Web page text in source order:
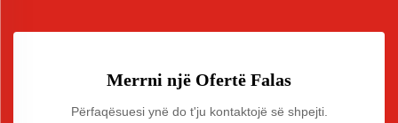
Merrni një Ofertë Falas
Përfaqësuesi ynë do t'ju kontaktojë së shpejti.